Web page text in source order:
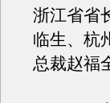
浙江省省
临生、杭
总裁赵福